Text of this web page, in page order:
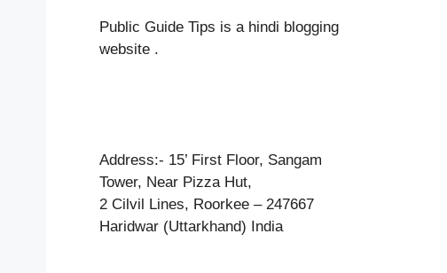
Public Guide Tips is a hindi blogging
website .
Address:- 15’ First Floor, Sangam
Tower, Near Pizza Hut,
2 Cilvil Lines, Roorkee – 247667
Haridwar (Uttarkhand) India